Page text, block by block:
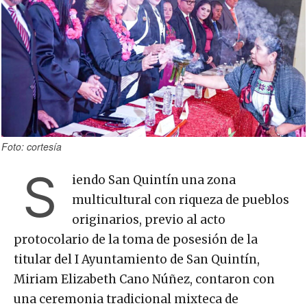
Foto: cortesía
S
iendo San Quintín una zona
multicultural con riqueza de pueblos
originarios, previo al acto
protocolario de la toma de posesión de la
titular del I Ayuntamiento de San Quintín,
Miriam Elizabeth Cano Núñez, contaron con
una ceremonia tradicional mixteca de